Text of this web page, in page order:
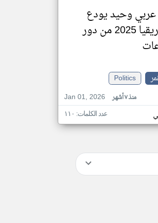
وحيد يودع
كأس إفريقيا 2025 من دور
Politics
Jan 01, 2026
منذ ٧ أشهر
عدد الكلمات: ١١٠